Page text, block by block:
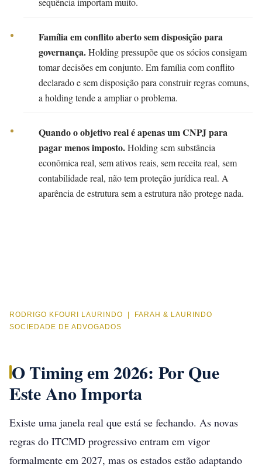
Família em conflito aberto sem disposição para
governança.Holding pressupõe que os sócios consigam
tomar decisões em conjunto. Em família com conflito
declarado e sem disposição para construir regras comuns,
a holding tende a ampliar o problema.
Quando o objetivo real é apenas um CNPJ para
pagar menos imposto.Holding sem substância
econômica real, sem ativos reais, sem receita real, sem
contabilidade real, não tem proteção jurídica real. A
aparência de estrutura sem a estrutura não protege nada.
RODRIGO KFOURI LAURINDO | FARAH & LAURINDO
SOCIEDADE DE ADVOGADOS
O Timing em 2026: Por Que
Este Ano Importa
Existe uma janela real que está se fechando. As novas
regras do ITCMD progressivo entram em vigor
formalmente em 2027, mas os estados estão adaptando